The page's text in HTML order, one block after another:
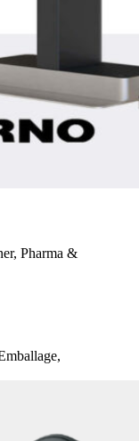
Pharma &